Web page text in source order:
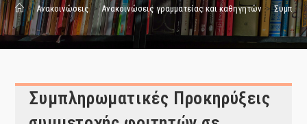
> Ανακοινώσεις > Ανακοινώσεις γραμματείας και καθηγητών >
Συμπληρωματικές Προκηρύξεις